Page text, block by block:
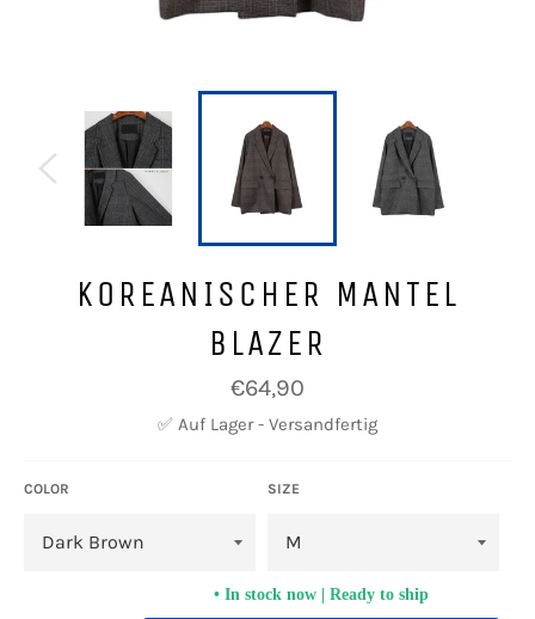
KOREANISCHER MANTEL
BLAZER
Normaler
Preis
€64,90
✅ Auf Lager - Versandfertig
COLOR SIZE
In stock now | Ready to ship